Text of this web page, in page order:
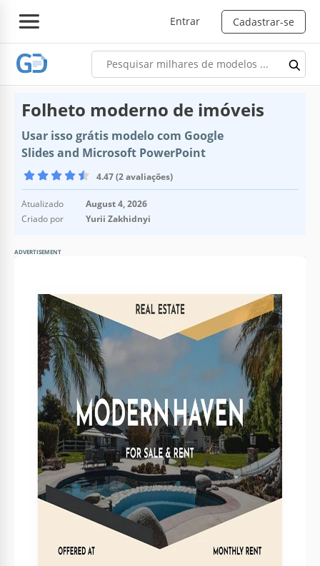
Entrar Cadastrar-se
Folheto moderno de imóveis
Usar isso grátis modelo com Google
Slides and Microsoft PowerPoint
4.47 (2 avaliações)
Atualizado
August 4, 2026
Criado por
Yurii Zakhidnyi
ADVERTISEMENT